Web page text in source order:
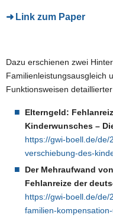
Link zum Paper
Dazu erschienen zwei
Familienleistungsausgleich
Funktionsweisen
Elterngeld:
Kinderwunsches –
https://gwi-boell.de/
verschiebung-des-
Der Mehraufwand
Fehlanreize der
https://gwi-boell.de/
familien-